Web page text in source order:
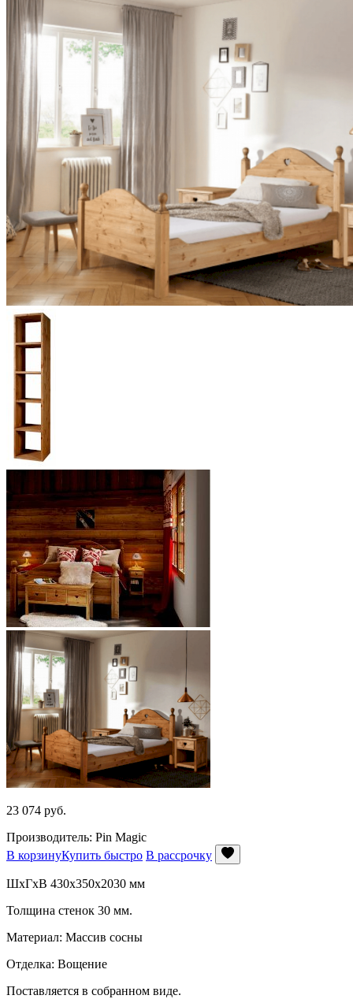
23 074 руб.
Производитель: Pin Magic
В корзинуКупить быстро В рассрочку
ШхГхВ 430x350x2030 мм
Толщина стенок 30 мм.
Материал: Массив сосны
Отделка: Вощение
Поставляется в собранном виде.